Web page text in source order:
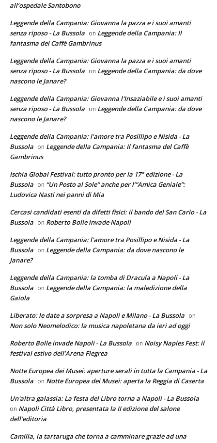
all’ospedale Santobono
Leggende della Campania: Giovanna la pazza e i suoi amanti
senza riposo - La Bussola on Leggende della Campania: Il
fantasma del Caffè Gambrinus
Leggende della Campania: Giovanna la pazza e i suoi amanti
senza riposo - La Bussola on Leggende della Campania: da dove
nascono le Janare?
Leggende della Campania: Giovanna l'Insaziabile e i suoi amanti
senza riposo - La Bussola on Leggende della Campania: da dove
nascono le Janare?
Leggende della Campania: l'amore tra Posillipo e Nisida - La
Bussola on Leggende della Campania: Il fantasma del Caffè
Gambrinus
Ischia Global Festival: tutto pronto per la 17° edizione - La
Bussola on “Un Posto al Sole” anche per l’”Amica Geniale”:
Ludovica Nasti nei panni di Mia
Cercasi candidati esenti da difetti fisici: il bando del San Carlo - La
Bussola on Roberto Bolle invade Napoli
Leggende della Campania: l'amore tra Posillipo e Nisida - La
Bussola on Leggende della Campania: da dove nascono le
Janare?
Leggende della Campania: la tomba di Dracula a Napoli - La
Bussola on Leggende della Campania: la maledizione della
Gaiola
Liberato: le date a sorpresa a Napoli e Milano - La Bussola on
Non solo Neomelodico: la musica napoletana da ieri ad oggi
Roberto Bolle invade Napoli - La Bussola on Noisy Naples Fest: il
festival estivo dell’Arena Flegrea
Notte Europea dei Musei: aperture serali in tutta la Campania - La
Bussola on Notte Europea dei Musei: aperta la Reggia di Caserta
Un'altra galassia: La festa del Libro torna a Napoli - La Bussola
on Napoli Città Libro, presentata la II edizione del salone
dell’editoria
Camilla, la tartaruga che torna a camminare grazie ad una